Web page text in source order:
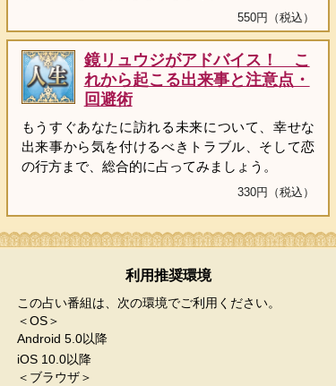
550円（税込）
鏡リュウジがアドバイス！ こ
れから起こる出来事と注意点・
回避術
もうすぐあなたに訪れる未来について、幸せな
出来事から気を付けるべきトラブル、そして恋
の行方まで、総合的に占ってみましょう。
330円（税込）
利用推奨環境
この占い番組は、次の環境でご利用ください。
＜OS＞
Android 5.0以降
iOS 10.0以降
＜ブラウザ＞